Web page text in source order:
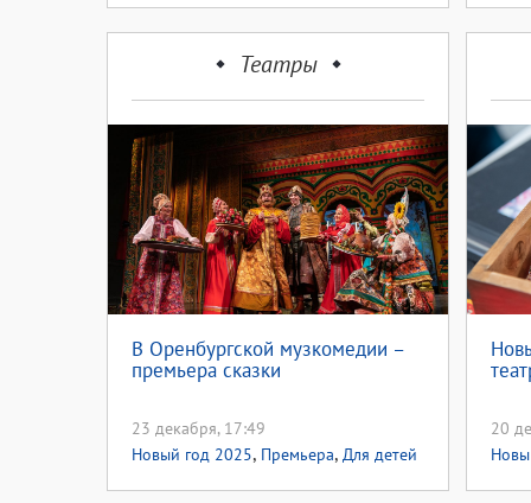
Театры
В Оренбургской музкомедии –
премьера сказки
23 декабря, 17:49
Новый год 2025, Премьера, Для детей
20